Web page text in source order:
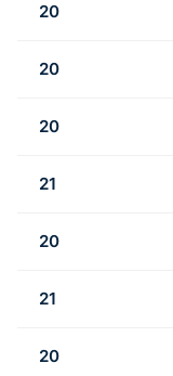
20
20
20
21
20
21
20